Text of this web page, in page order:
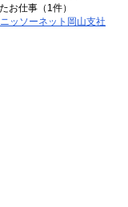
お仕事（1件）
ッソーネット岡山支社